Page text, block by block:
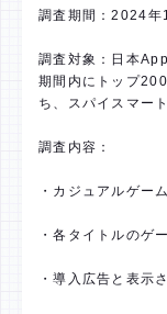
調査期間：2024年
調査対象：日本
期間内にトップ
ち、スパイスマー
調査内容：
・カジュアルゲー
・各タイトルのゲ
・導入広告と表示